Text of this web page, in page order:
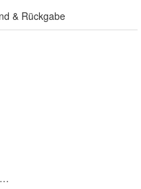
& Rückgabe